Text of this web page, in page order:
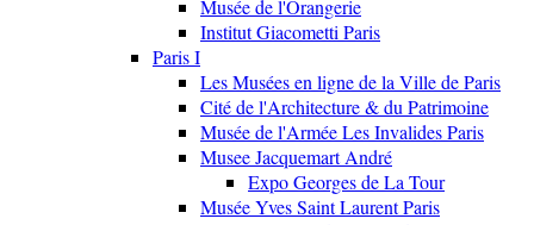
Musée de l'Orangerie
Institut Giacometti Paris
Paris I
Les Musées en ligne de la Ville de Paris
Cité de l'Architecture & du Patrimoine
Musée de l'Armée Les Invalides Paris
Musee Jacquemart André
Expo Georges de La Tour
Musée Yves Saint Laurent Paris